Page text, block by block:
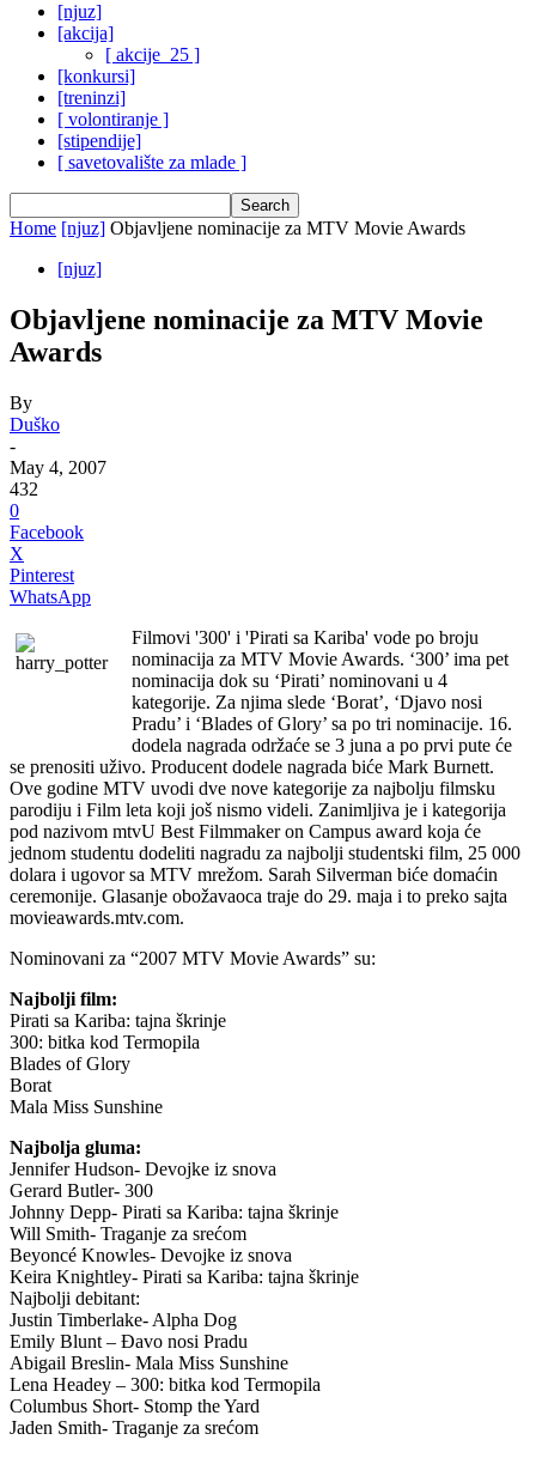
[njuz]
[akcija]
[ akcije_25 ]
[konkursi]
[treninzi]
[ volontiranje ]
[stipendije]
[ savetovalište za mlade ]
Home [njuz] Objavljene nominacije za MTV Movie Awards
[njuz]
Objavljene nominacije za MTV Movie
Awards
By
Duško
-
May 4, 2007
432
0
Facebook
X
Pinterest
WhatsApp
Filmovi '300' i 'Pirati sa Kariba' vode po broju
nominacija za MTV Movie Awards. ‘300’ ima pet
nominacija dok su ‘Pirati’ nominovani u 4
kategorije. Za njima slede ‘Borat’, ‘Djavo nosi
Pradu’ i ‘Blades of Glory’ sa po tri nominacije. 16.
dodela nagrada održaće se 3 juna a po prvi pute će
se prenositi uživo. Producent dodele nagrada biće Mark Burnett.
Ove godine MTV uvodi dve nove kategorije za najbolju filmsku
parodiju i Film leta koji još nismo videli. Zanimljiva je i kategorija
pod nazivom mtvU Best Filmmaker on Campus award koja će
jednom studentu dodeliti nagradu za najbolji studentski film, 25 000
dolara i ugovor sa MTV mrežom. Sarah Silverman biće domaćin
ceremonije. Glasanje obožavaoca traje do 29. maja i to preko sajta
movieawards.mtv.com.
Nominovani za “2007 MTV Movie Awards” su:
Najbolji film:
Pirati sa Kariba: tajna škrinje
300: bitka kod Termopila
Blades of Glory
Borat
Mala Miss Sunshine
Najbolja gluma:
Jennifer Hudson- Devojke iz snova
Gerard Butler- 300
Johnny Depp- Pirati sa Kariba: tajna škrinje
Will Smith- Traganje za srećom
Beyoncé Knowles- Devojke iz snova
Keira Knightley- Pirati sa Kariba: tajna škrinje
Najbolji debitant:
Justin Timberlake- Alpha Dog
Emily Blunt – Đavo nosi Pradu
Abigail Breslin- Mala Miss Sunshine
Lena Headey – 300: bitka kod Termopila
Columbus Short- Stomp the Yard
Jaden Smith- Traganje za srećom